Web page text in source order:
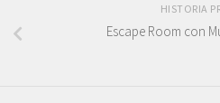
HISTORIA
Escape Room con